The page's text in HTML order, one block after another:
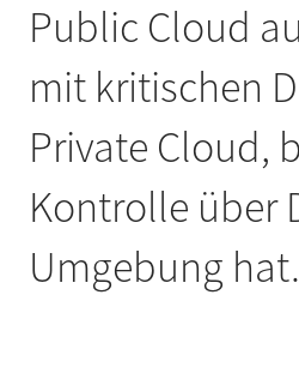
Public Cloud
mit kritischen
Private Cloud,
Kontrolle über
Umgebung hat.